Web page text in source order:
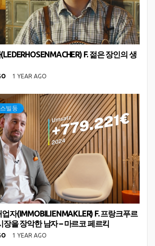
F. 젊은 장인의 생
1 YEAR AGO
빌둥
자(IMMOBILIENMAKLER) F. 프랑크푸르
장을 장악한 남자 – 마르코 페르킥
1 YEAR AGO